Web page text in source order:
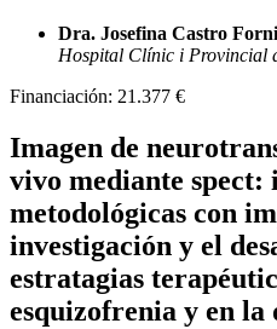
Dra. Josefina Castro
Hospital Clínic i Provincial
Financiación: 21.377 €
Imagen de
vivo mediante spect:
metodológicas con
investigación y el
estratagias
esquizofrenia y en la